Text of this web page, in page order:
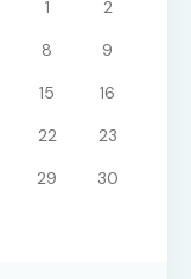
1
2
8
9
15
16
22
23
29
30